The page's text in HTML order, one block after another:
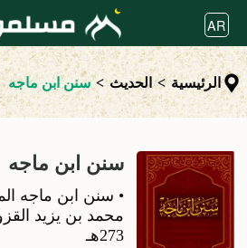
AR
الرئيسية > الحديث > سنن ابن ماجه
سنن ابن ماجه
• سنن ابن ماجه
273هـ